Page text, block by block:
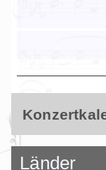
Länder